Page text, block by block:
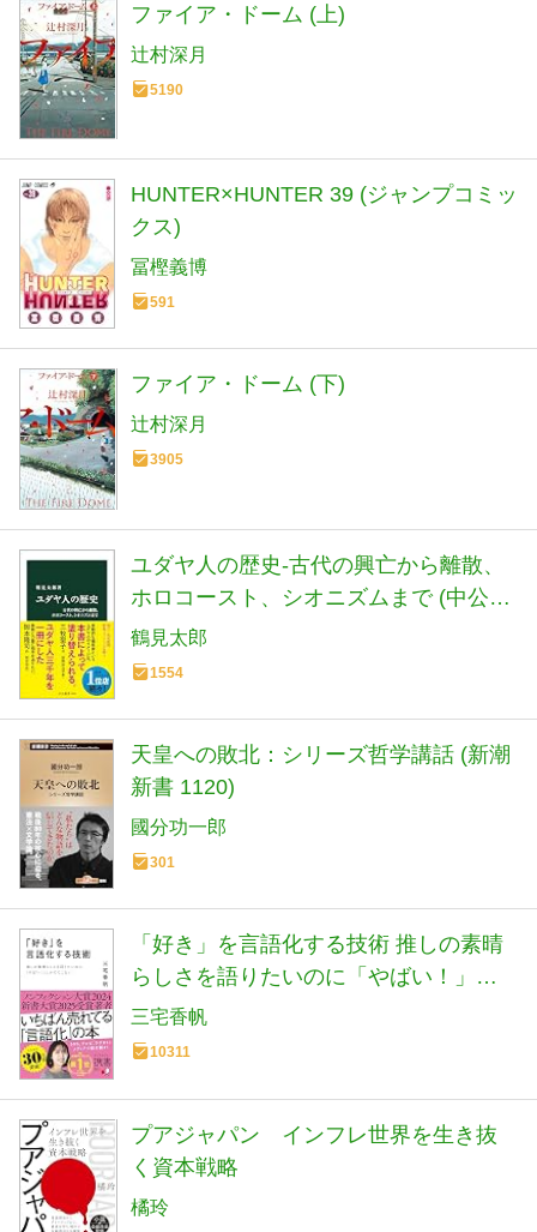
ファイア・ドーム (上)
辻村深月
5190
HUNTER×HUNTER 39 (ジャンプコミッ
クス)
冨樫義博
591
ファイア・ドーム (下)
辻村深月
3905
ユダヤ人の歴史-古代の興亡から離散、
ホロコースト、シオニズムまで (中公新
書 2839)
鶴見太郎
1554
天皇への敗北：シリーズ哲学講話 (新潮
新書 1120)
國分功一郎
301
「好き」を言語化する技術 推しの素晴
らしさを語りたいのに「やばい！」し
かでてこない (ディスカヴァー携書)
三宅香帆
10311
プアジャパン インフレ世界を生き抜
く資本戦略
橘玲